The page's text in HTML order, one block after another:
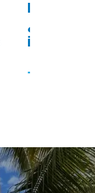
Hoteles
¿vale la
➔ Leer más